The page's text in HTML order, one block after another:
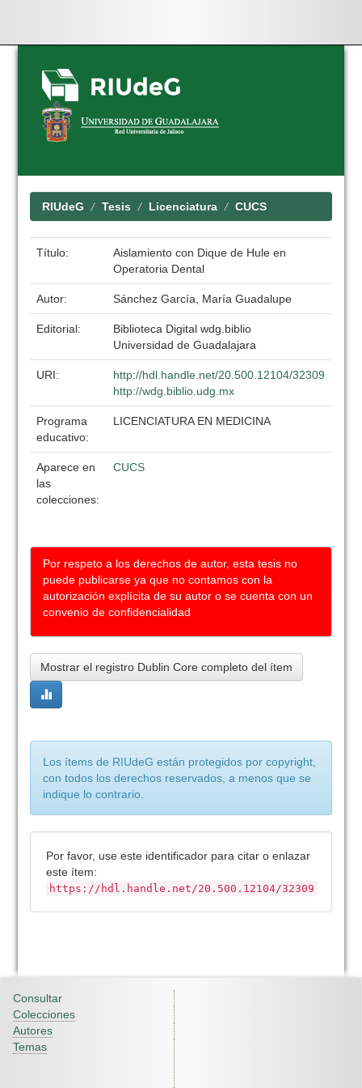
Skip
navigation
RIUdeG Tesis Licenciatura CUCS
Título:
Aislamiento con Dique de Hule en
Operatoria Dental
Autor: Sánchez García, María Guadalupe
Editorial:
Biblioteca Digital wdg.biblio
Universidad de Guadalajara
URI:
http://hdl.handle.net/20.500.12104/32309
http://wdg.biblio.udg.mx
Programa
educativo:
LICENCIATURA EN MEDICINA
Aparece en
las
colecciones:
CUCS
Por respeto a los derechos de autor, esta tesis no
puede publicarse ya que no contamos con la
autorización explícita de su autor o se cuenta con un
convenio de confidencialidad
Mostrar el registro Dublin Core completo del ítem
Los ítems de RIUdeG están protegidos por copyright,
con todos los derechos reservados, a menos que se
indique lo contrario.
Por favor, use este identificador para citar o enlazar
este ítem:
https://hdl.handle.net/20.500.12104/32309
Consultar
Colecciones
Autores
Temas